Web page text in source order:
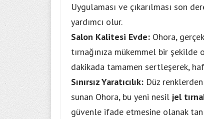
Uygulaması ve çıkarılması son
yardımcı olur.
Salon Kalitesi Evde: Ohora,
tırnağınıza mükemmel bir
dakikada tamamen sertleşerek,
Sınırsız Yaratıcılık: Düz
sunan Ohora, bu yeni nesil jel
güvenle ifade etmesine olanak